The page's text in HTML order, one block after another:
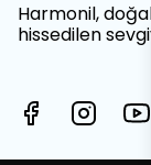
Harmonil,
hissedilen